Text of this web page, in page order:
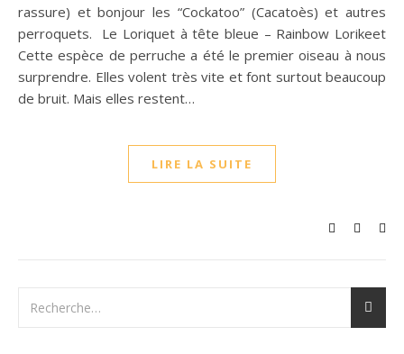
rassure) et bonjour les “Cockatoo” (Cacatoès) et autres
perroquets. Le Loriquet à tête bleue – Rainbow Lorikeet
Cette espèce de perruche a été le premier oiseau à nous
surprendre. Elles volent très vite et font surtout beaucoup
de bruit. Mais elles restent…
LIRE LA SUITE